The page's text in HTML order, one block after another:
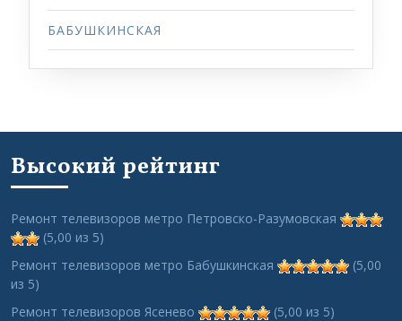
БАБУШКИНСКАЯ
Высокий рейтинг
Ремонт телевизоров метро Петровско-Разумовская
(5,00 из 5)
Ремонт телевизоров метро Бабушкинская
(5,00
из 5)
Ремонт телевизоров Ясенево
(5,00 из 5)